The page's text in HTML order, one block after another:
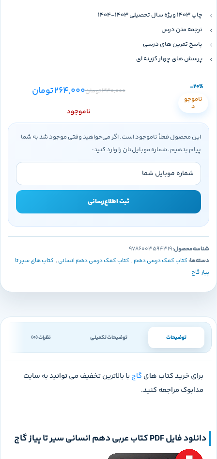
چاپ 1403 ویژه سال تحصیلی 1403-1404
ترجمه متن درس
پاسخ تمرین های درسی
پرسش های چهار کزینه ای
-20%
ناموجو
د
330,000تومان264,000تومان
ناموجود
این محصول فعلاً ناموجود است. اگر می‌خواهید وقتی موجود شد به شما
پیام بدهیم، شماره موبایل‌تان را وارد کنید:
ثبت اطلاع‌رسانی
شناسه محصول:9786003594319
دسته‌ها:کتاب کمک درسی دهم , کتاب کمک درسی دهم انسانی , کتاب های سیر تا
پیاز گاج
توضیحات توضیحات تکمیلی نظرات (0)
برای خرید کتاب های گاج با بالاترین تخفیف می توانید به سایت
مدابوک مراجعه کنید.
دانلود فایل PDF کتاب عربی دهم انسانی سیر تا پیاز گاج